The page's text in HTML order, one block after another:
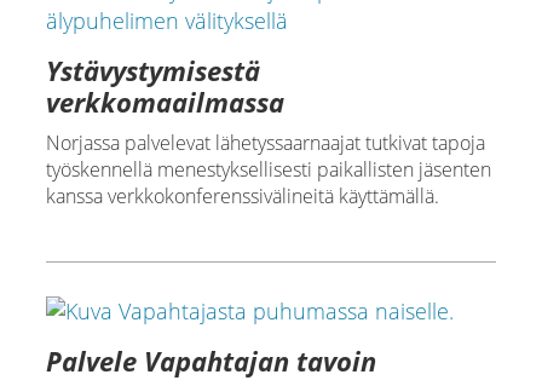
Ystävystymisestä
verkkomaailmassa
Norjassa palvelevat lähetyssaarnaajat tutkivat tapoja
työskennellä menestyksellisesti paikallisten jäsenten
kanssa verkkokonferenssivälineitä käyttämällä.
Palvele Vapahtajan tavoin